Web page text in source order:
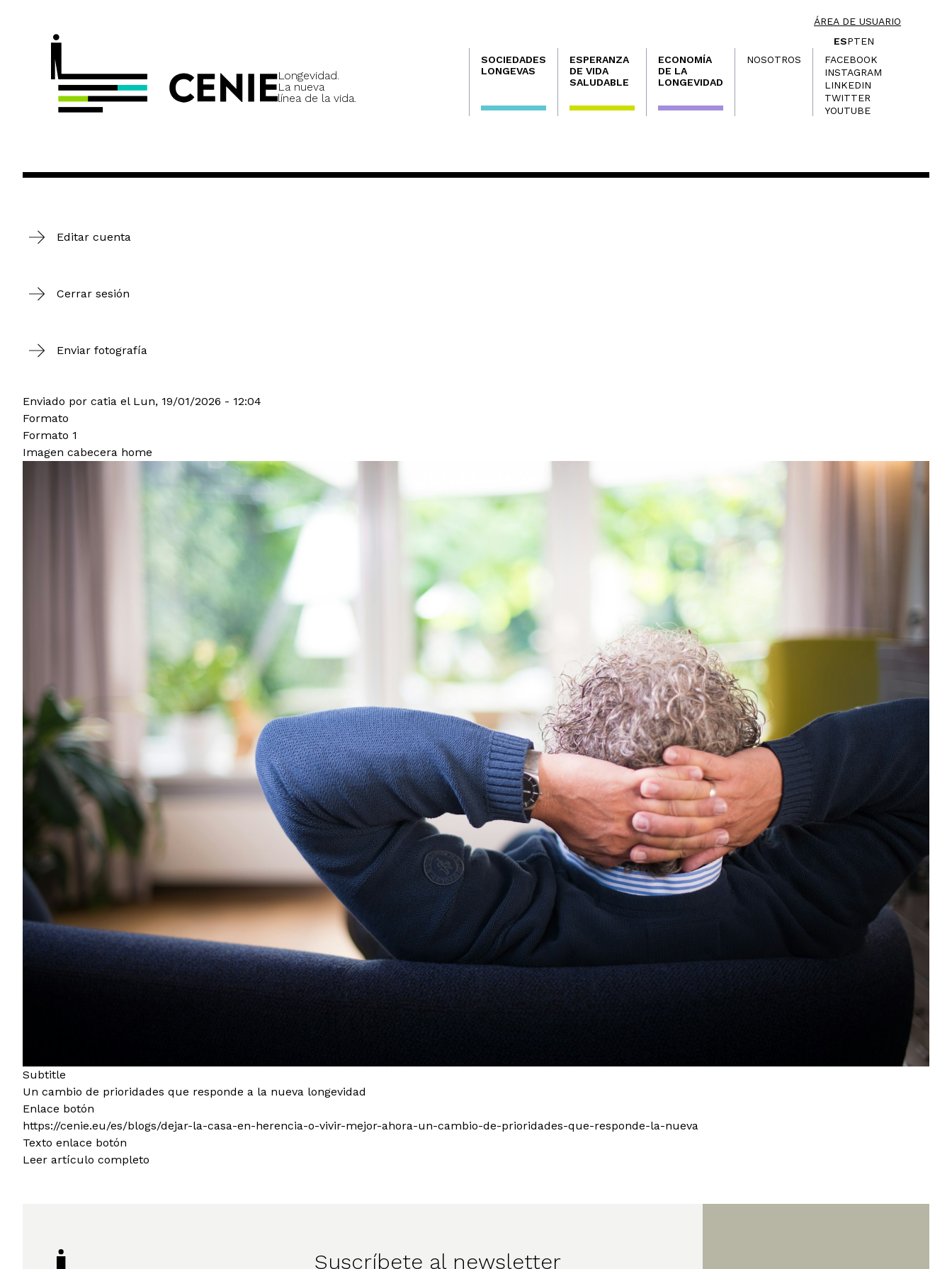
ÁREA DE USUARIO
Longevidad.
La nueva
línea de la vida.
ESPTEN
Navegación
principal
SOCIEDADES
LONGEVAS
ESPERANZA
DE VIDA
SALUDABLE
ECONOMÍA
DE LA
LONGEVIDAD
NOSOTROS
FACEBOOK
INSTAGRAM
LINKEDIN
TWITTER
YOUTUBE
Editar cuenta
Cerrar sesión
Enviar fotografía
Enviado por catia el Lun, 19/01/2026 - 12:04
Formato
Formato 1
Imagen cabecera home
Subtitle
Un cambio de prioridades que responde a la nueva longevidad
Enlace botón
https://cenie.eu/es/blogs/dejar-la-casa-en-herencia-o-vivir-mejor-ahora-un-cambio-de-prioridades-que-responde-la-nueva
Texto enlace botón
Leer artículo completo
Suscríbete al newsletter